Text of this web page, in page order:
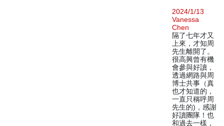
2024/1/13
Vanessa
Chen
隔了七年才又
上來，才知周
先生離開了。
很高興曾有機
會參與好讀，
透過網路與周
博士共事（真
也才知道的，
一直只稱呼周
先生的)，感謝
好讀團隊！也
和過去一樣，